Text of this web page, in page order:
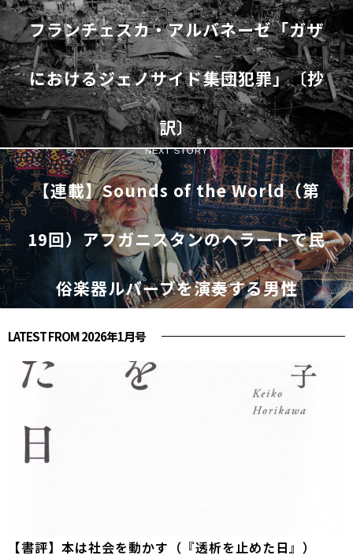
フランチェスカ・アルバネーゼ「ガザ
におけるジェノサイド――集団犯罪」〔抄
訳〕
NEXT STORY
【連載】Sounds of the World（第
19回）アフガニスタンのヘラートで民
俗楽器ルバーブを演奏する男性
LATEST FROM 2026年1月号
【書評】本は社会を動かす（『透析を止めた日』）